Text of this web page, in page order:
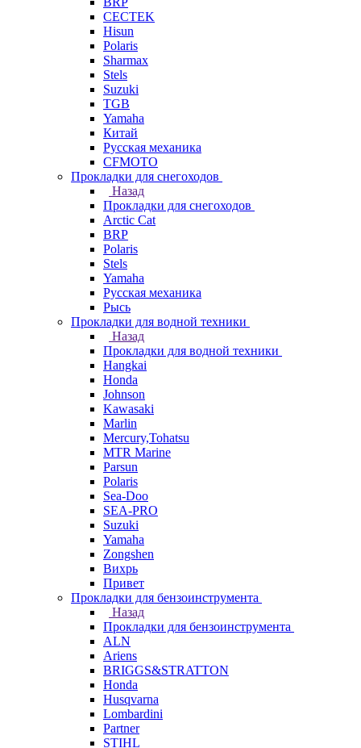
CECTEK
Hisun
Polaris
Sharmax
Stels
Suzuki
TGB
Yamaha
Китай
Русская механика
СFMOTO
Прокладки для снегоходов
Назад
Прокладки для снегоходов
Arctic Cat
BRP
Polaris
Stels
Yamaha
Русская механика
Рысь
Прокладки для водной техники
Назад
Прокладки для водной техники
Hangkai
Honda
Johnson
Kawasaki
Marlin
Mercury,Tohatsu
MTR Marine
Parsun
Polaris
Sea-Doo
SEA-PRO
Suzuki
Yamaha
Zongshen
Вихрь
Привет
Прокладки для бензоинструмента
Назад
Прокладки для бензоинструмента
ALN
Ariens
BRIGGS&STRATTON
Honda
Husqvarna
Lombardini
Partner
STIHL